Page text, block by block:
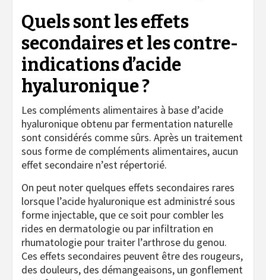
Quels sont les effets
secondaires et les contre-
indications d’acide
hyaluronique ?
Les compléments alimentaires à base d’acide
hyaluronique obtenu par fermentation naturelle
sont considérés comme sûrs. Après un traitement
sous forme de compléments alimentaires, aucun
effet secondaire n’est répertorié.
On peut noter quelques effets secondaires rares
lorsque l’acide hyaluronique est administré sous
forme injectable, que ce soit pour combler les
rides en dermatologie ou par infiltration en
rhumatologie pour traiter l’arthrose du genou.
Ces effets secondaires peuvent être des rougeurs,
des douleurs, des démangeaisons, un gonflement